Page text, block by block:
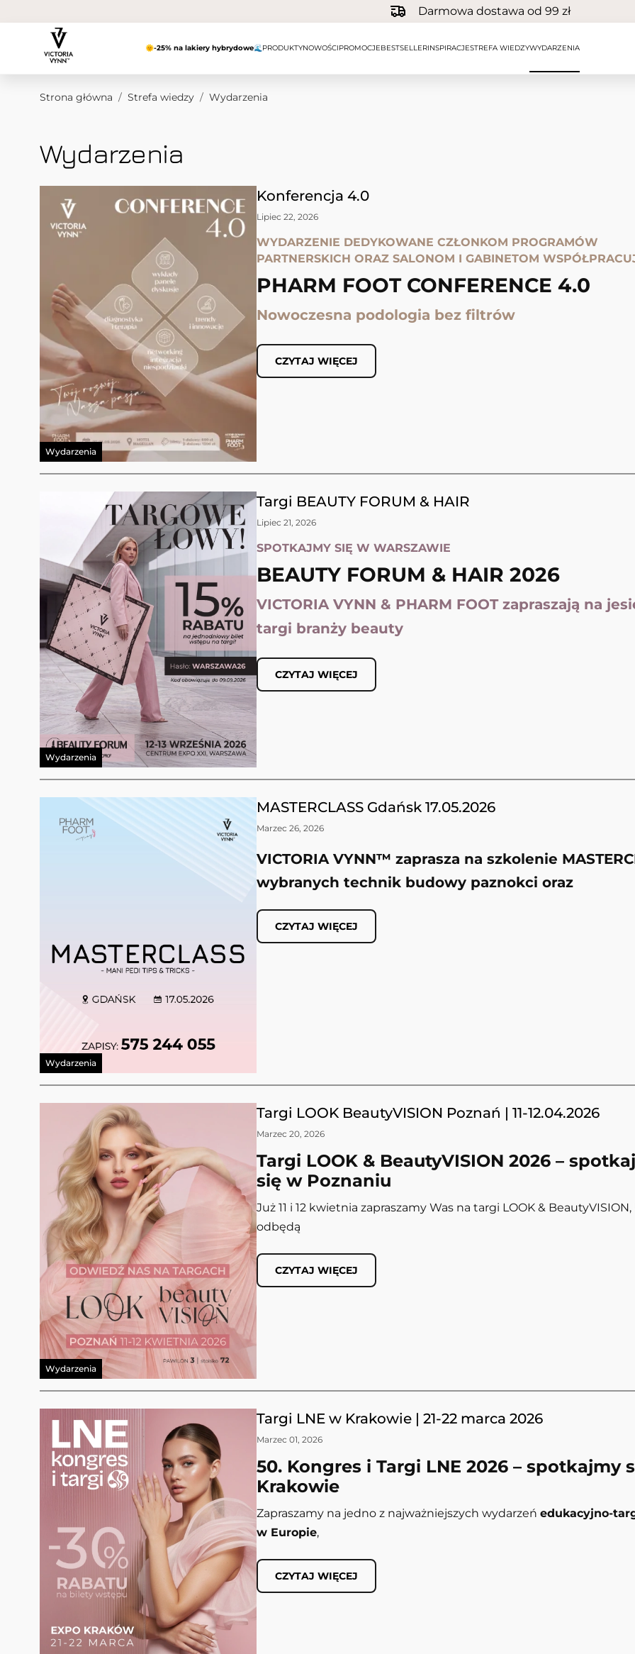
Darmowa dostawa od 99 zł
🌞-25% na lakiery hybrydowe🌊 PRODUKTYNOWOŚCIPROMOCJEBESTSELLERINSPIRACJESTREFA WIEDZYWYDARZENIA
Strona główna / Strefa wiedzy / Wydarzenia
Wydarzenia
Wydarzenia
Konferencja 4.0
Lipiec 22, 2026
WYDARZENIE DEDYKOWANE CZŁONKOM PROGRAMÓW
PARTNERSKICH ORAZ SALONOM I GABINETOM
PHARM FOOT CONFERENCE 4.0
Nowoczesna podologia bez filtrów
CZYTAJ WIĘCEJ
Wydarzenia
Targi BEAUTY FORUM & HAIR
Lipiec 21, 2026
SPOTKAJMY SIĘ W WARSZAWIE
BEAUTY FORUM & HAIR 2026
VICTORIA VYNN & PHARM FOOT zapraszają na
targi branży beauty
CZYTAJ WIĘCEJ
Wydarzenia
MASTERCLASS Gdańsk 17.05.2026
Marzec 26, 2026
VICTORIA VYNN™ zaprasza na szkolenie
wybranych technik budowy paznokcioraz
CZYTAJ WIĘCEJ
Wydarzenia
Targi LOOK BeautyVISION Poznań | 11-12.04.2026
Marzec 20, 2026
Targi LOOK & BeautyVISION 2026 –
się w Poznaniu
Już 11 i 12 kwietnia zapraszamy Was na targi LOOK &
odbędą
CZYTAJ WIĘCEJ
Targi LNE w Krakowie | 21-22 marca 2026
Marzec 01, 2026
50. Kongres i Targi LNE 2026 – spotkajmy
Krakowie
Zapraszamy na jedno z najważniejszych wydarzeńedukacyjno-
w Europie,
CZYTAJ WIĘCEJ